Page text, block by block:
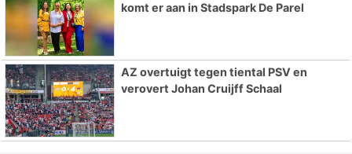
komt er aan in Stadspark De Parel
AZ overtuigt tegen tiental PSV en
verovert Johan Cruijff Schaal